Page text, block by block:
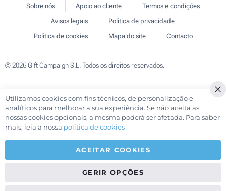
Sobre nós Apoio ao cliente
Termos e condições
Avisos legais
Política de privacidade
Política de cookies
Mapa do site Contacto
© 2026 Gift Campaign S.L. Todos os direitos reservados.
Utilizamos cookies com fins técnicos, de personalização e
analíticos para melhorar a sua experiência. Se não aceita as
nossas cookies opcionais, a mesma poderá ser afetada. Para saber
mais, leia a nossa política de cookies
ACEITAR COOKIES
GERIR OPÇÕES